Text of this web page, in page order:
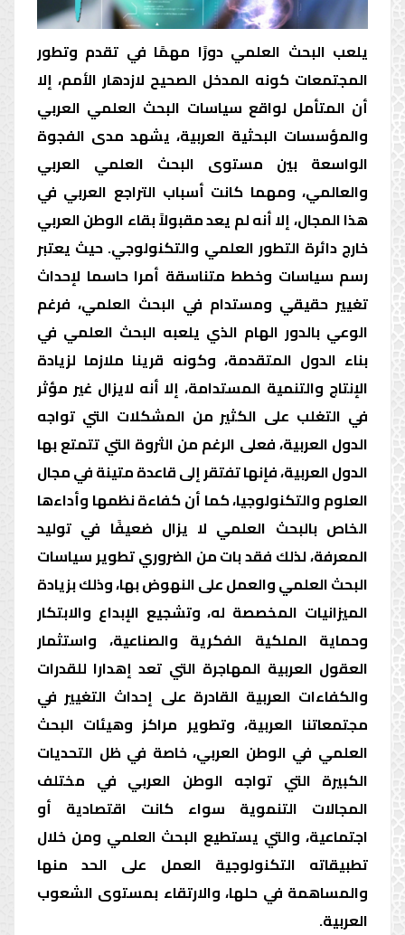
يلعب البحث العلمي دورًا مهمًا في تقدم وتطور
المجتمعات كونه المدخل الصحيح لازدهار الأمم، إلا
أن المتأمل لواقع سياسات البحث العلمي العربي
والمؤسسات البحثية العربية، يشهد مدى الفجوة
الواسعة بين مستوى البحث العلمي العربي
والعالمي، ومهما كانت أسباب التراجع العربي في
هذا المجال، إلا أنه لم يعد مقبولاً بقاء الوطن العربي
خارج دائرة التطور العلمي والتكنولوجي. حيث يعتبر
رسم سياسات وخطط متناسقة أمرا حاسما لإحداث
تغيير حقيقي ومستدام في البحث العلمي، فرغم
الوعي بالدور الهام الذي يلعبه البحث العلمي في
بناء الدول المتقدمة، وكونه قرينا ملازما لزيادة
الإنتاج والتنمية المستدامة، إلا أنه لايزال غير مؤثر
في التغلب على الكثير من المشكلات التي تواجه
الدول العربية، فعلى الرغم من الثروة التي تتمتع بها
الدول العربية، فإنها تفتقر إلى قاعدة متينة في مجال
العلوم والتكنولوجيا، كما أن كفاءة نظمها وأداءها
الخاص بالبحث العلمي لا يزال ضعيفًا في توليد
المعرفة، لذلك فقد بات من الضروري تطوير سياسات
البحث العلمي والعمل على النهوض بها، وذلك بزيادة
الميزانيات المخصصة له، وتشجيع الإبداع والابتكار
وحماية الملكية الفكرية والصناعية، واستثمار
العقول العربية المهاجرة التي تعد إهدارا للقدرات
والكفاءات العربية القادرة على إحداث التغيير في
مجتمعاتنا العربية، وتطوير مراكز وهيئات البحث
العلمي في الوطن العربي، خاصة في ظل التحديات
الكبيرة التي تواجه الوطن العربي في مختلف
المجالات التنموية سواء كانت اقتصادية أو
اجتماعية، والتي يستطيع البحث العلمي ومن خلال
تطبيقاته التكنولوجية العمل على الحد منها
والمساهمة في حلها، والارتقاء بمستوى الشعوب
العربية.